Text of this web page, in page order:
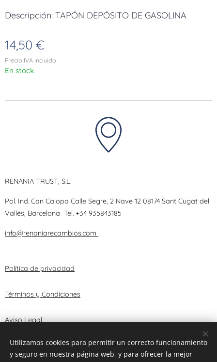
Descripción: TAPÓN DEPÓSITO DE GASOLINA
14,50 €
Precio IVA incluido
En stock
RENANIA TRUST, S.L.
Pol. Ind. Can Calopa Calle Segre, 2 Nave 12 08174 Sant Cugat del
Vallés, Barcelona Tel. +34 935843185
info@renaniarecambios.com
Política de privacidad
Términos y Condiciones
Aviso Legal
© 2025 RENANIA TRUST, S.L. Cookies
Utilizamos cookies para permitir un correcto funcionamiento
y seguro en nuestra página web, y para ofrecer la mejor